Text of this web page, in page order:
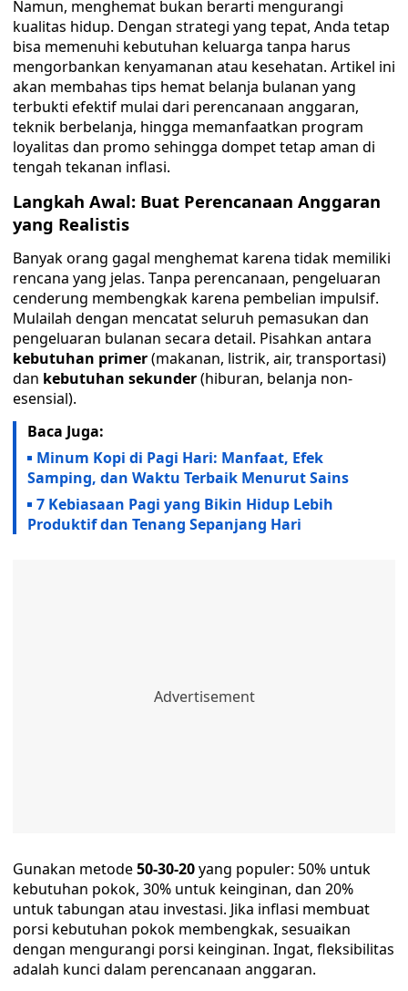
Namun, menghemat bukan berarti mengurangi
kualitas hidup. Dengan strategi yang tepat, Anda tetap
bisa memenuhi kebutuhan keluarga tanpa harus
mengorbankan kenyamanan atau kesehatan. Artikel ini
akan membahas tips hemat belanja bulanan yang
terbukti efektif mulai dari perencanaan anggaran,
teknik berbelanja, hingga memanfaatkan program
loyalitas dan promo sehingga dompet tetap aman di
tengah tekanan inflasi.
Langkah Awal: Buat Perencanaan Anggaran
yang Realistis
Banyak orang gagal menghemat karena tidak memiliki
rencana yang jelas. Tanpa perencanaan, pengeluaran
cenderung membengkak karena pembelian impulsif.
Mulailah dengan mencatat seluruh pemasukan dan
pengeluaran bulanan secara detail. Pisahkan antara
kebutuhan primer(makanan, listrik, air, transportasi)
dan kebutuhan sekunder(hiburan, belanja non-
esensial).
Baca Juga:
Minum Kopi di Pagi Hari: Manfaat, Efek
Samping, dan Waktu Terbaik Menurut Sains
7 Kebiasaan Pagi yang Bikin Hidup Lebih
Produktif dan Tenang Sepanjang Hari
Gunakan metode50-30-20yang populer: 50% untuk
kebutuhan pokok, 30% untuk keinginan, dan 20%
untuk tabungan atau investasi. Jika inflasi membuat
porsi kebutuhan pokok membengkak, sesuaikan
dengan mengurangi porsi keinginan. Ingat, fleksibilitas
adalah kunci dalam perencanaan anggaran.